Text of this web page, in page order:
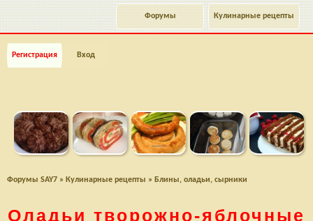
Кулинарные рецепты
Форумы
Регистрация Вход
Форумы SAY7 » Кулинарные рецепты » Блины, оладьи, сырники
Оладьи творожно-яблочные